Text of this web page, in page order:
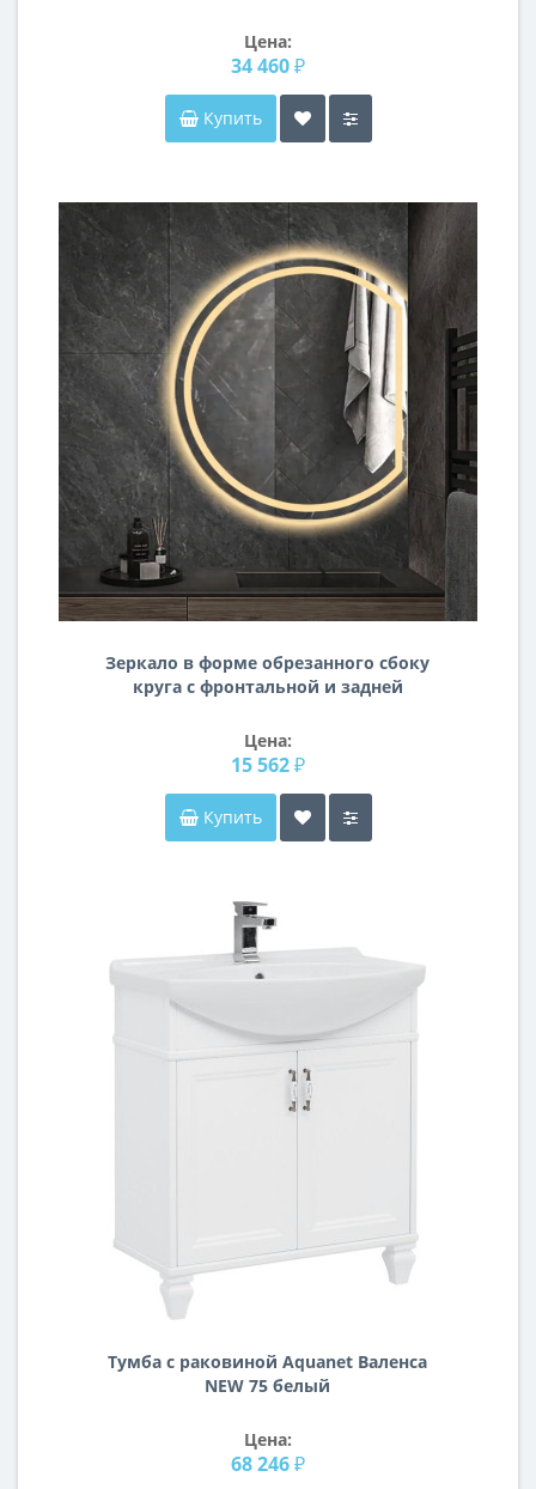
Цена:
34 460 ₽
Купить
Зеркало в форме обрезанного сбоку
круга с фронтальной и задней
Цена:
15 562 ₽
Купить
Тумба с раковиной Aquanet Валенса
NEW 75 белый
Цена:
68 246 ₽